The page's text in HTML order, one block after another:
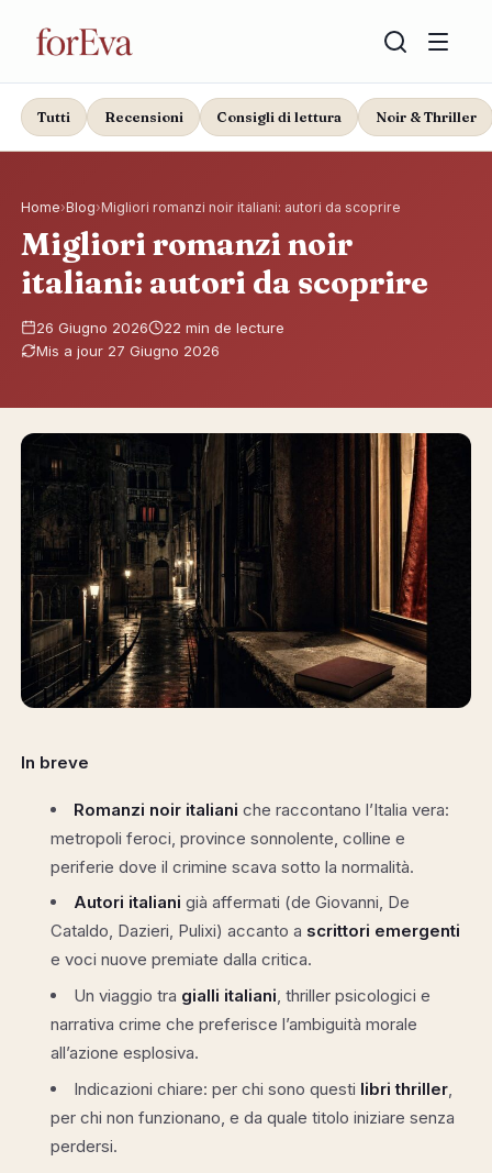
Tutti Recensioni Consigli di lettura Noir & Thriller
Home›Blog›Migliori romanzi noir italiani: autori da scoprire
Migliori romanzi noir
italiani: autori da scoprire
26 Giugno 2026
22 min de lecture
Mis a jour 27 Giugno 2026
In breve
Romanzi noir italiani che raccontano l’Italia vera:
metropoli feroci, province sonnolente, colline e
periferie dove il crimine scava sotto la normalità.
Autori italiani già affermati (de Giovanni, De
Cataldo, Dazieri, Pulixi) accanto a scrittori emergenti
e voci nuove premiate dalla critica.
Un viaggio tra gialli italiani, thriller psicologici e
narrativa crime che preferisce l’ambiguità morale
all’azione esplosiva.
Indicazioni chiare: per chi sono questi libri thriller,
per chi non funzionano, e da quale titolo iniziare senza
perdersi.